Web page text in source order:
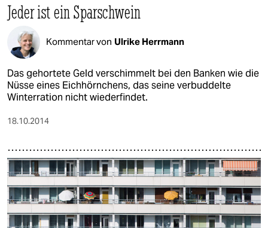
Jeder ist ein Sparschwein
Kommentar von Ulrike Herrmann
Das gehortete Geld verschimmelt bei den Banken wie die
Nüsse eines Eichhörnchens, das seine verbuddelte
Winterration nicht wiederfindet.
18.10.2014